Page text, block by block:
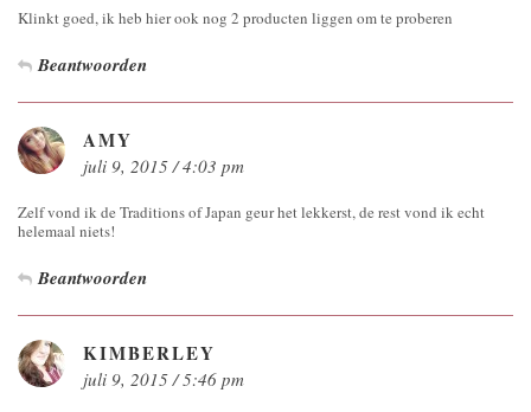
Klinkt goed, ik heb hier ook nog 2 producten liggen om te proberen
Beantwoorden
AMY
juli 9, 2015 / 4:03 pm
Zelf vond ik de Traditions of Japan geur het lekkerst, de rest vond ik echt
helemaal niets!
Beantwoorden
KIMBERLEY
juli 9, 2015 / 5:46 pm